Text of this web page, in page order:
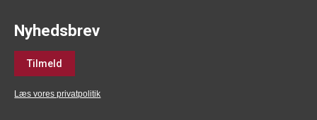
Nyhedsbrev
Tilmeld
Læs vores privatpolitik